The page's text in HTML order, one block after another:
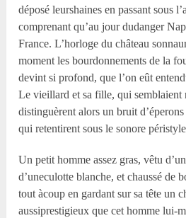
déposé leurshaines en passant sous
comprenant qu’au jour dudanger
France. L’horloge du château
moment les bourdonnements de la
devint si profond, que l’on eût
Le vieillard et sa fille, qui semblaient
distinguèrent alors un bruit
qui retentirent sous le sonore
Un petit homme assez gras, vêtu
d’uneculotte blanche, et chaussé de
tout àcoup en gardant sur sa tête un
aussiprestigieux que cet homme lui-